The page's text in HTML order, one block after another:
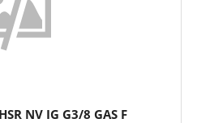
NV IG G3/8 GAS F